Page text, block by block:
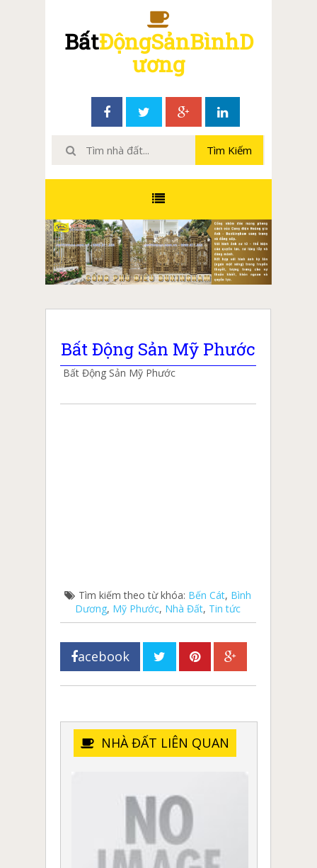
BấtĐộngSảnBìnhD
ương
Bất Động Sản Mỹ Phước
Bất Động Sản Mỹ Phước
Tìm kiếm theo từ khóa: Bến Cát, Bình
Dương, Mỹ Phước, Nhà Đất, Tin tức
acebook
NHÀ ĐẤT LIÊN QUAN